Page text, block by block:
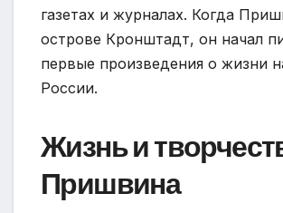
газетах и журналах. Когда
острове Кронштадт, он начал
первые произведения о жизни
России.
Жизнь и
Пришвина